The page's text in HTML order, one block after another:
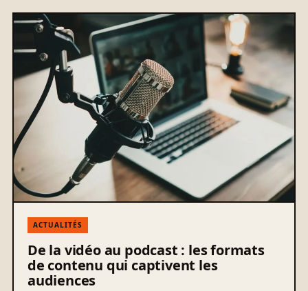
ACTUALITÉS
De la vidéo au podcast : les formats
de contenu qui captivent les
audiences